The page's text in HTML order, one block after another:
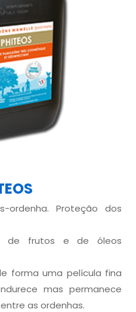
ordenha. Proteção dos
de frutos e de óleos
forma uma película fina
mas permanece
as ordenhas.